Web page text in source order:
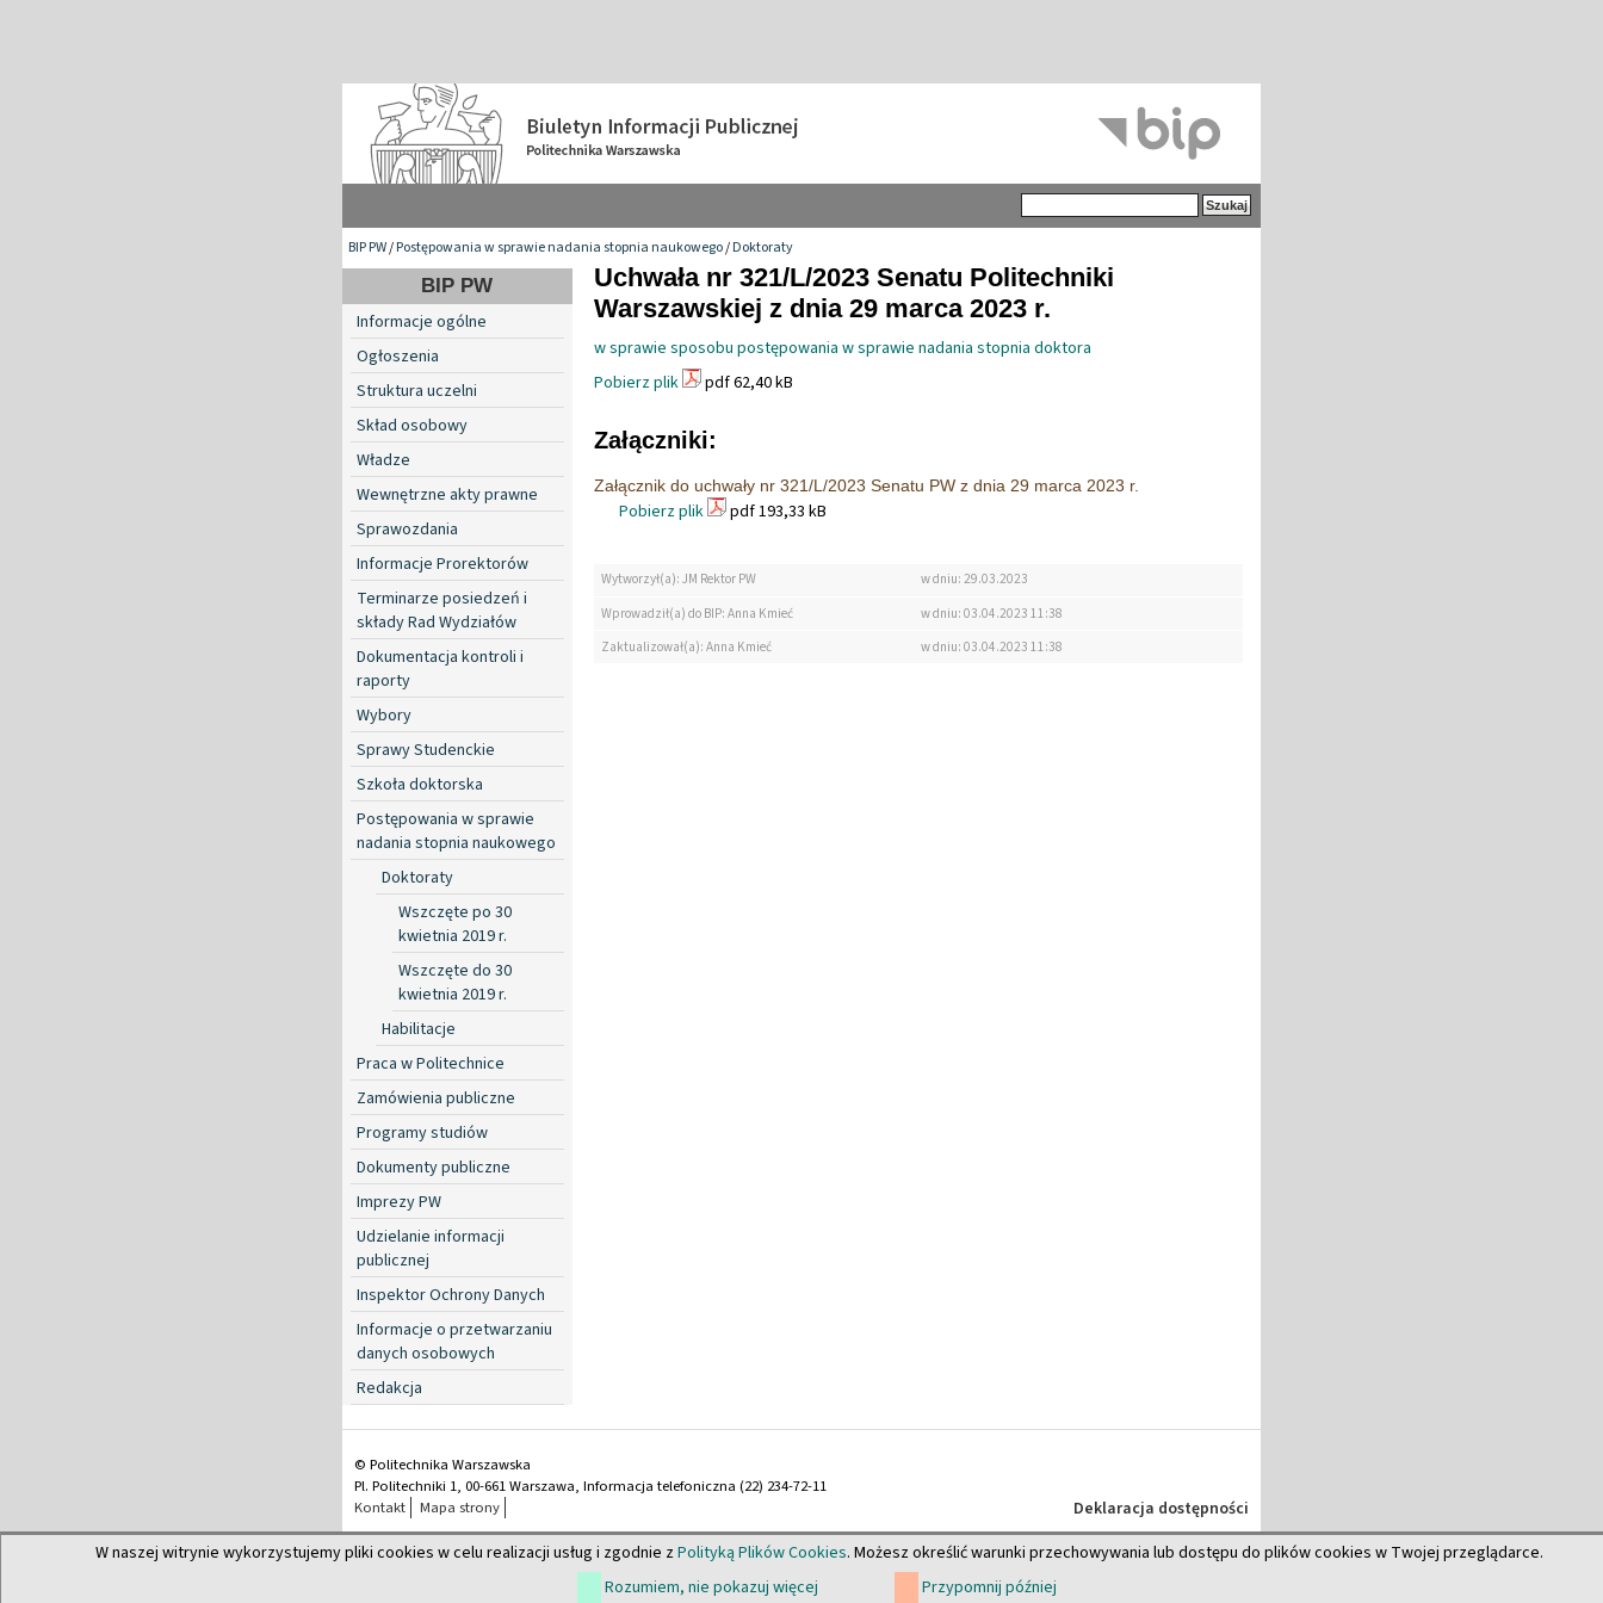
W naszej witrynie wykorzystujemy pliki cookies w celu realizacji usług i zgodnie zPolityką Plików Cookies. Możesz określić warunki przechowywania lub dostępu do plików cookies w Twojej przeglądarce.
Rozumiem, nie pokazuj więcej
Przypomnij później
BIP PW/Postępowania w sprawie nadania stopnia naukowego/Doktoraty
BIP PW
Informacje ogólne
Ogłoszenia
Struktura uczelni
Skład osobowy
Władze
Wewnętrzne akty prawne
Sprawozdania
Informacje Prorektorów
Terminarze posiedzeń i
składy Rad Wydziałów
Dokumentacja kontroli i
raporty
Wybory
Sprawy Studenckie
Szkoła doktorska
Postępowania w sprawie
nadania stopnia naukowego
Doktoraty
Wszczęte po 30
kwietnia 2019 r.
Wszczęte do 30
kwietnia 2019 r.
Habilitacje
Praca w Politechnice
Zamówienia publiczne
Programy studiów
Dokumenty publiczne
Imprezy PW
Udzielanie informacji
publicznej
Inspektor Ochrony Danych
Informacje o przetwarzaniu
danych osobowych
Redakcja
Uchwała nr 321/L/2023 Senatu Politechniki
Warszawskiej z dnia 29 marca 2023 r.
w sprawie sposobu postępowania w sprawie nadania stopnia doktora
Pobierz plik
pdf 62,40 kB
Załączniki:
Załącznik do uchwały nr 321/L/2023 Senatu PW z dnia 29 marca 2023 r.
Pobierz plik pdf 193,33 kB
Wytworzył(a): JM Rektor PW
w dniu: 29.03.2023
Wprowadził(a) do BIP: Anna Kmieć
w dniu: 03.04.2023 11:38
Zaktualizował(a): Anna Kmieć
w dniu: 03.04.2023 11:38
© Politechnika Warszawska
Pl. Politechniki 1, 00-661 Warszawa, Informacja telefoniczna (22) 234-72-11
Kontakt
Mapa strony Deklaracja dostępności